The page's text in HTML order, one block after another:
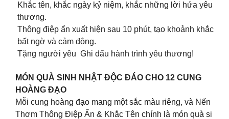
Khắc tên, khắc ngày kỷ niệm, khắc những lời hứa yêu
thương.
Thông điệp ẩn xuất hiện sau 10 phút, tạo khoảnh khắc
bất ngờ và cảm động.
Tặng người yêu Ghi dấu hành trình yêu thương!
MÓN QUÀ SINH NHẬT ĐỘC ĐÁO CHO 12 CUNG
HOÀNG ĐẠO
Mỗi cung hoàng đạo mang một sắc màu riêng, và Nến
Thơm Thông Điệp Ẩn & Khắc Tên chính là món quà si